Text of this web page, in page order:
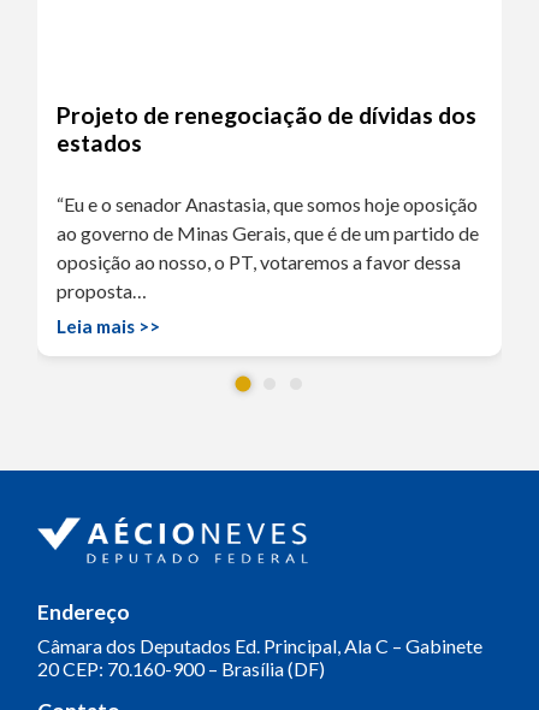
Projeto de renegociação de dívidas dos
estados
“Eu e o senador Anastasia, que somos hoje oposição
ao governo de Minas Gerais, que é de um partido de
oposição ao nosso, o PT, votaremos a favor dessa
proposta…
Leia mais >>
Endereço
Câmara dos Deputados Ed. Principal, Ala C – Gabinete
20CEP: 70.160-900 – Brasília (DF)